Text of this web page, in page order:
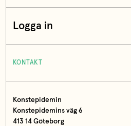
Logga in
KONTAKT
Konstepidemin
Konstepidemins väg 6
413 14 Göteborg